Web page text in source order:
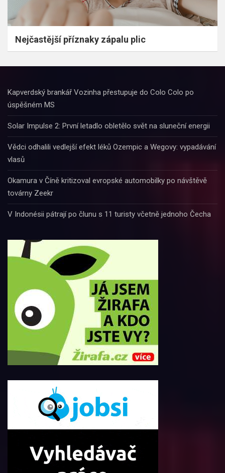
Nejčastější příznaky zápalu plic
Kapverdský brankář Vozinha přestupuje do Colo Colo po
úspěšném MS
Solar Impulse 2: První letadlo obletělo svět na sluneční energii
Vědci odhalili vedlejší efekt léků Ozempic a Wegovy: vypadávání
vlasů
Okamura v Číně kritizoval evropské automobilky po návštěvě
továrny Zeekr
V Indonésii pátrají po člunu s 11 turisty včetně jednoho Čecha